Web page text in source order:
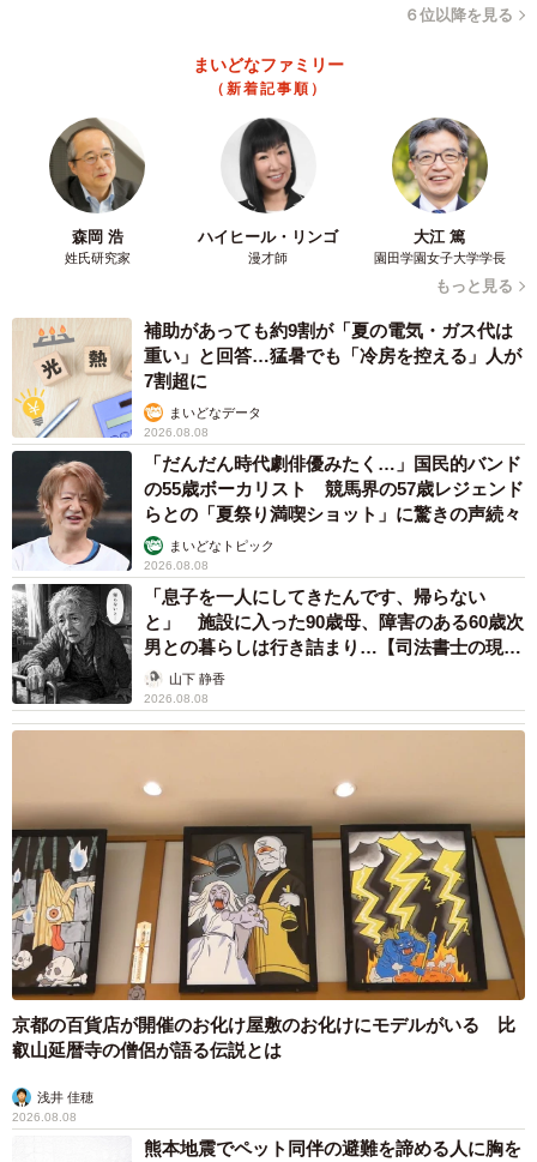
６位以降を見る
まいどなファミリー
（新着記事順）
森岡 浩
姓氏研究家
ハイヒール・リンゴ
漫才師
大江 篤
園田学園女子大学学長
もっと見る
補助があっても約9割が「夏の電気・ガス代は
重い」と回答…猛暑でも「冷房を控える」人が
7割超に
まいどなデータ
2026.08.08
「だんだん時代劇俳優みたく…」国民的バンド
の55歳ボーカリスト 競馬界の57歳レジェンド
らとの「夏祭り満喫ショット」に驚きの声続々
まいどなトピック
2026.08.08
「息子を一人にしてきたんです、帰らない
と」 施設に入った90歳母、障害のある60歳次
男との暮らしは行き詰まり…【司法書士の現場
から】山下 静香
2026.08.08
京都の百貨店が開催のお化け屋敷のお化けにモデルがいる 比
叡山延暦寺の僧侶が語る伝説とは
浅井 佳穂
2026.08.08
熊本地震でペット同伴の避難を諦める人に胸を